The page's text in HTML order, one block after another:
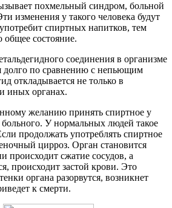
похмельный синдром, больной
изменения у такого человека будут
спиртных напитков, тем
общее состояние.
соединения в организме
долго по сравнению с непьющим
откладывается не только в
иных органах.
желанию принять спиртное у
больного. У нормальных людей такое
продолжать употреблять спиртное
цирроз. Орган становится
происходит сжатие сосудов, а
происходит застой крови. Это
органа разорвутся, возникнет
к смерти.